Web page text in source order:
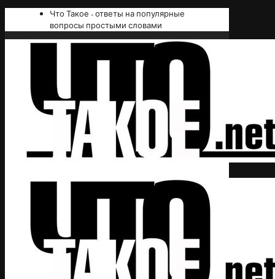
Что Такое - ответы на популярные
вопросы простыми словами